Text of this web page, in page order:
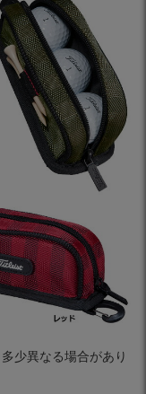
少異なる場合があり